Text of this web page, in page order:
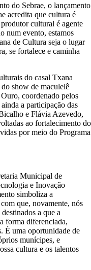
do Sebrae, o lançamento
acredita que cultura é
cultural é agente
num evento, estamos
de Cultura seja o lugar
se fortalece e caminha
do casal Txana
show de maculelê
coordenado pelos
a participação das
e Flávia Azevedo,
ao fortalecimento do
por meio do Programa
Municipal de
e Inovação
simboliza a
que, novamente, nós
a que a
forma diferenciada,
É uma oportunidade de
munícipes, e
cultura e os talentos